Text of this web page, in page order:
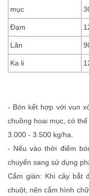
mục
Đạm
Lân
Ka li
- Bón kết hợp với vun
chuồng hoai mục, có
3.000 - 3.500 kg/ha.
- Nếu vào thời điểm
chuyển sang sử dụng
Cắm giàn: Khi cây bắt
chuột, nên cắm hình